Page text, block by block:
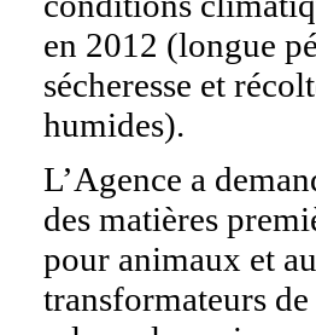
en 2012 (longue
sécheresse et
humides).
L’Agence a
des matières
pour animaux et
transformateurs de